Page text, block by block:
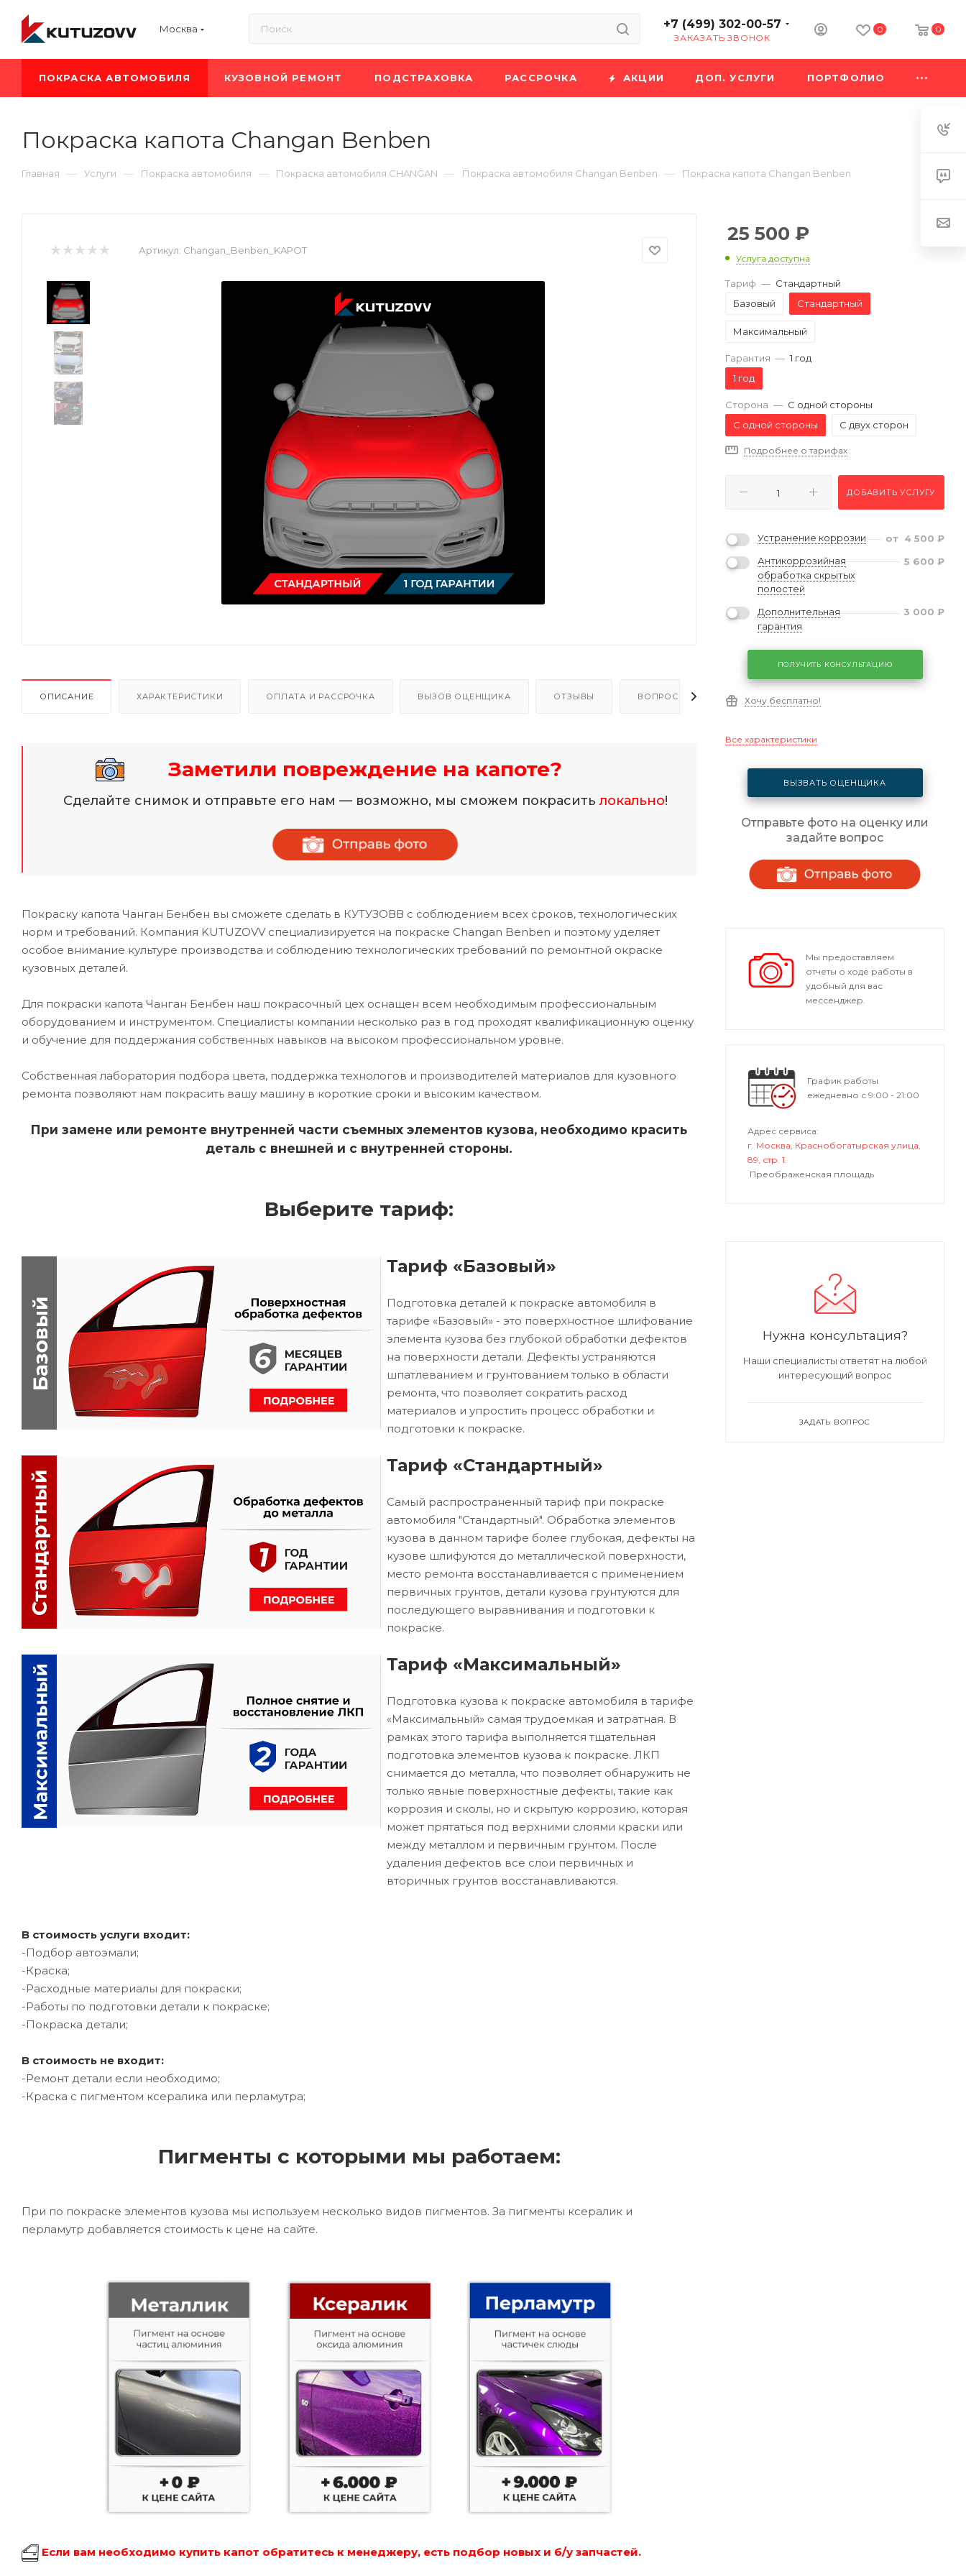
Москва +7 (499) 302-00-57
ЗАКАЗАТЬ ЗВОНОК
0 0
ПОКРАСКА АВТОМОБИЛЯ КУЗОВНОЙ РЕМОНТ ПОДСТРАХОВКА РАССРОЧКА АКЦИИ ДОП. УСЛУГИ ПОРТФОЛИО
Покраска капота Changan Benben
Главная — Услуги — Покраска автомобиля — Покраска автомобиля CHANGAN — Покраска автомобиля Changan Benben — Покраска капота Changan Benben
Артикул: Changan_Benben_KAPOT
ОПИСАНИЕ ХАРАКТЕРИСТИКИ ОПЛАТА И РАССРОЧКА ВЫЗОВ ОЦЕНЩИКА ОТЗЫВЫ ВОПРОСЫ - ОТВЕТЫ
Заметили повреждение на капоте?
Сделайте снимок и отправьте его нам — возможно, мы сможем покраситьлокально!
Покраску капота Чанган Бенбен вы сможете сделать в КУТУЗОВВ с соблюдением всех сроков, технологических
норм и требований. Компания KUTUZOVV специализируется на покраске Changan Benben и поэтому уделяет
особое внимание культуре производства и соблюдению технологических требований по ремонтной окраске
кузовных деталей.
Для покраски капота Чанган Бенбен наш покрасочный цех оснащен всем необходимым профессиональным
оборудованием и инструментом. Специалисты компании несколько раз в год проходят квалификационную оценку
и обучение для поддержания собственных навыков на высоком профессиональном уровне.
Собственная лаборатория подбора цвета, поддержка технологов и производителей материалов для кузовного
ремонта позволяют нам покрасить вашу машину в короткие сроки и высоким качеством.
При замене или ремонте внутренней части съемных элементов кузова, необходимо красить
деталь с внешней и с внутренней стороны.
Выберите тариф:
Тариф «Базовый»
Подготовка деталей к покраске автомобиля в
тарифе «Базовый» - это поверхностное шлифование
элемента кузова без глубокой обработки дефектов
на поверхности детали. Дефекты устраняются
шпатлеванием и грунтованием только в области
ремонта, что позволяет сократить расход
материалов и упростить процесс обработки и
подготовки к покраске.
Тариф «Стандартный»
Самый распространенный тариф при покраске
автомобиля "Стандартный". Обработка элементов
кузова в данном тарифе более глубокая, дефекты на
кузове шлифуются до металлической поверхности,
место ремонта восстанавливается с применением
первичных грунтов, детали кузова грунтуются для
последующего выравнивания и подготовки к
покраске.
Тариф «Максимальный»
Подготовка кузова к покраске автомобиля в тарифе
«Максимальный» самая трудоемкая и затратная. В
рамках этого тарифа выполняется тщательная
подготовка элементов кузова к покраске. ЛКП
снимается до металла, что позволяет обнаружить не
только явные поверхностные дефекты, такие как
коррозия и сколы, но и скрытую коррозию, которая
может прятаться под верхними слоями краски или
между металлом и первичным грунтом. После
удаления дефектов все слои первичных и
вторичных грунтов восстанавливаются.
В стоимость услуги входит:
-Подбор автоэмали;
-Краска;
-Расходные материалы для покраски;
-Работы по подготовки детали к покраске;
-Покраска детали;
В стоимость не входит:
-Ремонт детали если необходимо;
-Краска с пигментом ксералика или перламутра;
Пигменты с которыми мы работаем:
При по покраске элементов кузова мы используем несколько видов пигментов. За пигменты ксералик и
перламутр добавляется стоимость к цене на сайте.
Если вам необходимо купить капот обратитесь к менеджеру, есть подбор новых и б/у запчастей.
25 500 ₽
Услуга доступна
Тариф — Стандартный
Базовый
Стандартный
Максимальный
Гарантия — 1 год
1 год
Сторона — С одной стороны
С одной стороны
С двух сторон
Подробнее о тарифах
ДОБАВИТЬ УСЛУГУ
Устранение коррозии от 4 500 ₽
Антикоррозийная
обработка скрытых
полостей
5 600 ₽
Дополнительная
гарантия
3 000 ₽
ПОЛУЧИТЬ КОНСУЛЬТАЦИЮ
Хочу бесплатно!
Все характеристики
ВЫЗВАТЬ ОЦЕНЩИКА
Отправьте фото на оценку или
задайте вопрос
Мы предоставляем
отчеты о ходе работы в
удобный для вас
мессенджер.
График работы
ежедневно с 9:00 - 21:00
Адрес сервиса:
г. Москва, Краснобогатырская улица,
89, стр. 1.
Преображенская площадь
Нужна консультация?
Наши специалисты ответят на любой
интересующий вопрос
ЗАДАТЬ ВОПРОС